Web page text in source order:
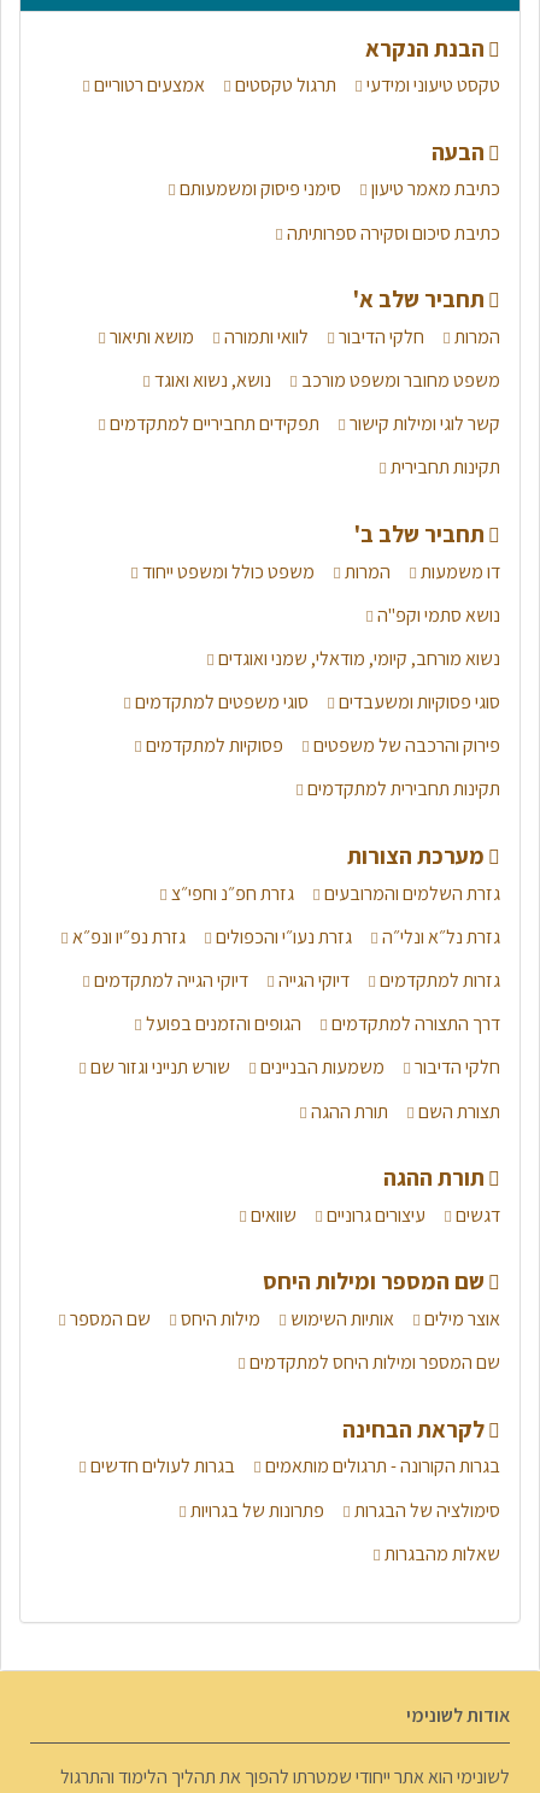
הבנת הנקרא
טקסט טיעוני ומידעי תרגול טקסטים אמצעים רטוריים
הבעה
כתיבת מאמר טיעון
סימני פיסוק ומשמעותם
כתיבת סיכום וסקירה ספרותיתה
תחביר שלב א'
המרות חלקי הדיבור לוואי ותמורה
מושא ותיאור
משפט מחובר ומשפט מורכב
נושא, נשוא ואוגד
קשר לוגי ומילות קישור
תפקידים תחביריים למתקדמים
תקינות תחבירית
תחביר שלב ב'
דו משמעות המרות
משפט כולל ומשפט ייחוד
נושא סתמי וקפ"ה
נשוא מורחב, קיומי, מודאלי, שמני ואוגדים
סוגי פסוקיות ומשעבדים
סוגי משפטים למתקדמים
פירוק והרכבה של משפטים
פסוקיות למתקדמים
תקינות תחבירית למתקדמים
מערכת הצורות
גזרת השלמים והמרובעים
גזרת חפ״נ וחפי״צ
גזרת נל״א ונלי״ה
גזרת נעו״י והכפולים
גזרת נפ״יו ונפ״א
גזרות למתקדמים
דיוקי הגייה
דיוקי הגייה למתקדמים
דרך התצורה למתקדמים
הגופים והזמנים בפועל
חלקי הדיבור
משמעות הבניינים
שורש תנייני וגזור שם
תצורת השם
תורת ההגה
תורת ההגה
דגשים עיצורים גרוניים שוואים
שם המספר ומילות היחס
אוצר מילים אותיות השימוש מילות היחס
שם המספר
שם המספר ומילות היחס למתקדמים
לקראת הבחינה
בגרות הקורונה - תרגולים מותאמים
בגרות לעולים חדשים
סימולציה של הבגרות
פתרונות של בגרויות
שאלות מהבגרות
אודות לשונימי
לשונימי הוא אתר ייחודי שמטרתו להפוך את תהליך הלימוד והתרגול